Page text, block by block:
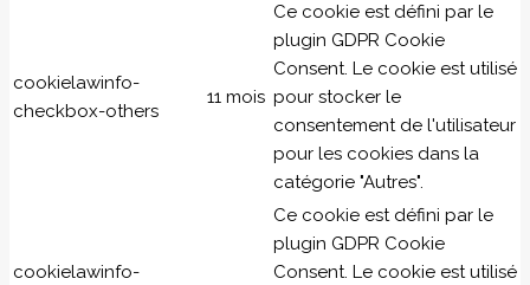
cookielawinfo-
checkbox-others
11 mois
Ce cookie est défini par le
plugin GDPR Cookie
Consent. Le cookie est utilisé
pour stocker le
consentement de l'utilisateur
pour les cookies dans la
catégorie "Autres".
cookielawinfo-
Ce cookie est défini par le
plugin GDPR Cookie
Consent. Le cookie est utilisé